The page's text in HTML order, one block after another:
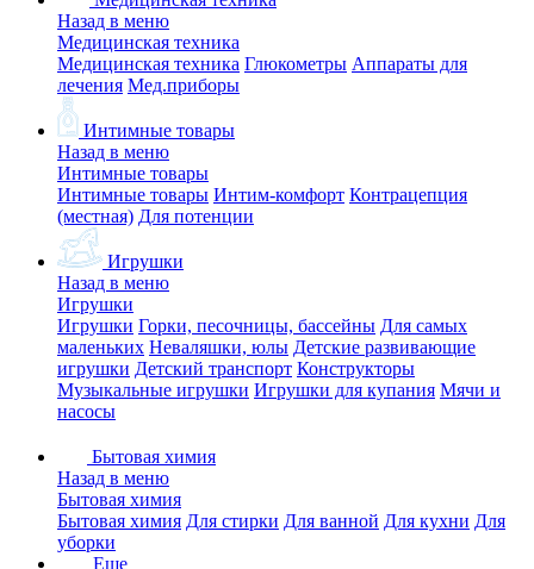
Назад в меню
Медицинская техника
Медицинская техника Глюкометры Аппараты для
лечения Мед.приборы
Интимные товары
Назад в меню
Интимные товары
Интимные товары Интим-комфорт Контрацепция
(местная) Для потенции
Игрушки
Назад в меню
Игрушки
Игрушки Горки, песочницы, бассейны Для самых
маленьких Неваляшки, юлы Детские развивающие
игрушки Детский транспорт Конструкторы
Музыкальные игрушки Игрушки для купания Мячи и
насосы
Бытовая химия
Назад в меню
Бытовая химия
Бытовая химия Для стирки Для ванной Для кухни Для
уборки
Еще